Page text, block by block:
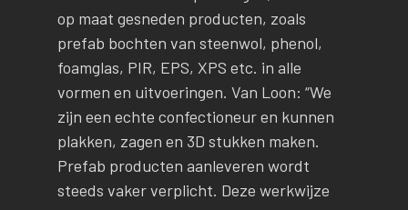
op maat gesneden producten, zoals
prefab bochten van steenwol, phenol,
foamglas, PIR, EPS, XPS etc. in alle
vormen en uitvoeringen. Van Loon: “We
zijn een echte confectioneur en kunnen
plakken, zagen en 3D stukken maken.
Prefab producten aanleveren wordt
steeds vaker verplicht. Deze werkwijze